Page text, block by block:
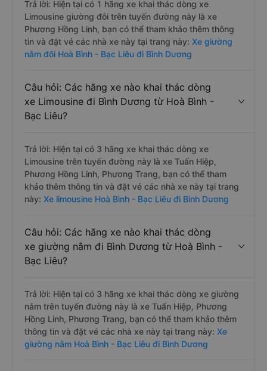
Trả lời: Hiện tại có 1 hãng xe khai thác dòng xe
Limousine giường đôi trên tuyến đường này là xe
Phương Hồng Linh, bạn có thể tham khảo thêm thông
tin và đặt vé các nhà xe này tại trang này: Xe giường
nằm đôi Hoà Bình - Bạc Liêu đi Bình Dương
Câu hỏi: Các hãng xe nào khai thác dòng
xe Limousine đi Bình Dương từ Hoà Bình -
Bạc Liêu?
Trả lời: Hiện tại có 3 hãng xe khai thác dòng xe
Limousine trên tuyến đường này là xe Tuấn Hiệp,
Phương Hồng Linh, Phương Trang, bạn có thể tham
khảo thêm thông tin và đặt vé các nhà xe này tại trang
này: Xe limousine Hoà Bình - Bạc Liêu đi Bình Dương
Câu hỏi: Các hãng xe nào khai thác dòng
xe giường nằm đi Bình Dương từ Hoà Bình -
Bạc Liêu?
Trả lời: Hiện tại có 3 hãng xe khai thác dòng xe giường
nằm trên tuyến đường này là xe Tuấn Hiệp, Phương
Hồng Linh, Phương Trang, bạn có thể tham khảo thêm
thông tin và đặt vé các nhà xe này tại trang này: Xe
giường nằm Hoà Bình - Bạc Liêu đi Bình Dương